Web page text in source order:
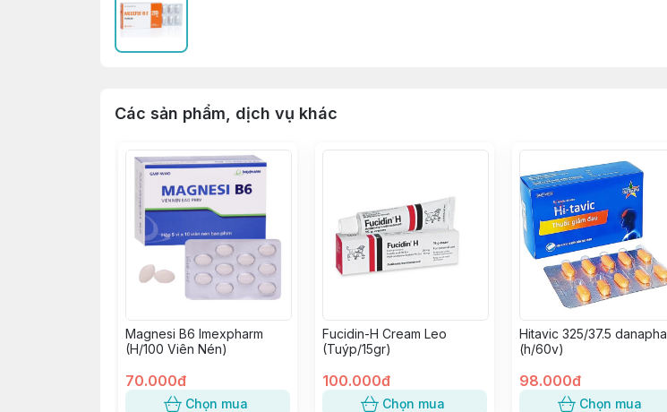
Các sản phẩm, dịch vụ khác
Magnesi B6 Imexpharm
(H/100 Viên Nén)
70.000đ
Chọn mua
Fucidin-H Cream Leo
(Tuýp/15gr)
100.000đ
Chọn mua
Hitavic 325/37.5 danapha
(h/60v)
98.000đ
Chọn mua